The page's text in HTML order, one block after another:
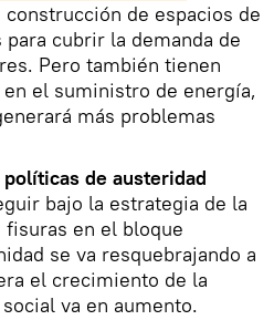
de espacios de
cubrir la demanda de
Pero también tienen
el suministro de energía,
más problemas
de austeridad
bajo la estrategia de la
fisuras en el bloque
se va resquebrajando a
el crecimiento de la
va en aumento.